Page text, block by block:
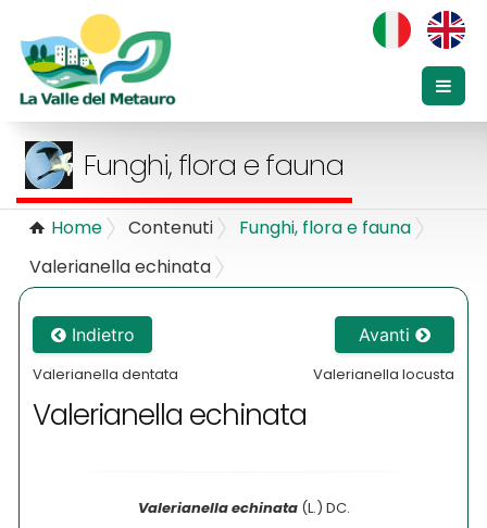
Funghi, flora e fauna
Home Contenuti
Funghi, flora e fauna
Valerianella echinata
Indietro
Valerianella dentata
Avanti
Valerianella locusta
Valerianella echinata
Valerianella echinata(L.) DC.